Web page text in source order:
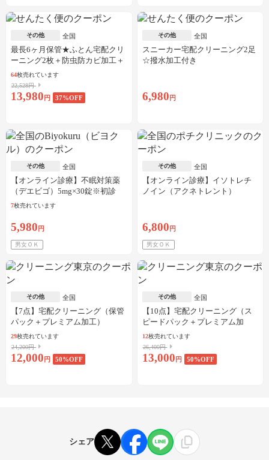
その他 全国
最長6ヶ月保管★ふとん宅配クリ
ーニング2枚＋防虫防カビ加工＋
しみ抜き
64枚売れています
22,528円
13,980 円 37%OFF
その他 全国
スニーカー宅配クリーニング2足
☆撥水加工付き
6,980 円
その他 全国
【オンライン診療】不眠対策薬
（デエビゴ）5mg×30錠※初診
料・送料込
7枚売れています
5,980 円
男女ＯＫ
その他 全国
【オンライン診療】イソトレチ
ノイン（アクネトレント）
6,800 円
男女ＯＫ
その他 全国
【7点】宅配クリーニング（保管
パック＋プレミアム加工）
29枚売れています
24,200円
12,000 円 50%OFF
その他 全国
【10点】宅配クリーニング（ス
ピードパック＋プレミアム加
工）
12枚売れています
26,400円
13,000 円 50%OFF
シェア